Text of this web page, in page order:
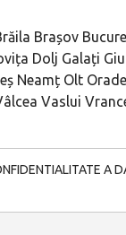
Brașov
Dolj Galați
Neamț Olt
Vaslui
A